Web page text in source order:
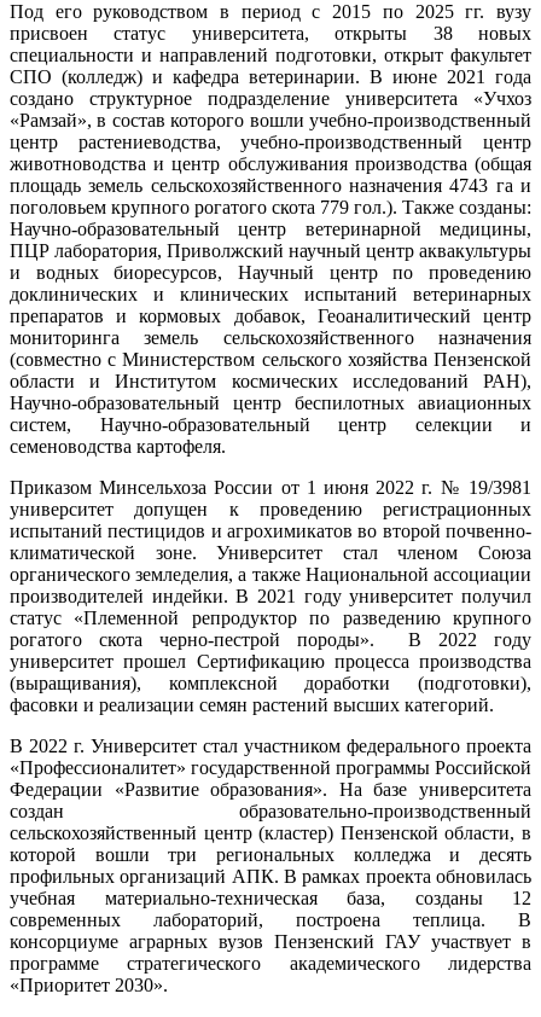
Под его руководством в период с 2015 по 2025 гг. вузу
присвоен статус университета, открыты 38 новых
специальности и направлений подготовки, открыт факультет
СПО (колледж) и кафедра ветеринарии. В июне 2021 года
создано структурное подразделение университета «Учхоз
«Рамзай», в состав которого вошли учебно-производственный
центр растениеводства, учебно-производственный центр
животноводства и центр обслуживания производства (общая
площадь земель сельскохозяйственного назначения 4743 га и
поголовьем крупного рогатого скота 779 гол.). Также созданы:
Научно-образовательный центр ветеринарной медицины,
ПЦР лаборатория, Приволжский научный центр аквакультуры
и водных биоресурсов, Научный центр по проведению
доклинических и клинических испытаний ветеринарных
препаратов и кормовых добавок, Геоаналитический центр
мониторинга земель сельскохозяйственного назначения
(совместно с Министерством сельского хозяйства Пензенской
области и Институтом космических исследований РАН),
Научно-образовательный центр беспилотных авиационных
систем, Научно-образовательный центр селекции и
семеноводства картофеля.
Приказом Минсельхоза России от 1 июня 2022 г. № 19/3981
университет допущен к проведению регистрационных
испытаний пестицидов и агрохимикатов во второй почвенно-
климатической зоне. Университет стал членом Союза
органического земледелия, а также Национальной ассоциации
производителей индейки. В 2021 году университет получил
статус «Племенной репродуктор по разведению крупного
рогатого скота черно-пестрой породы». В 2022 году
университет прошел Сертификацию процесса производства
(выращивания), комплексной доработки (подготовки),
фасовки и реализации семян растений высших категорий.
В 2022 г. Университет стал участником федерального проекта
«Профессионалитет» государственной программы Российской
Федерации «Развитие образования». На базе университета
создан образовательно-производственный
сельскохозяйственный центр (кластер) Пензенской области, в
которой вошли три региональных колледжа и десять
профильных организаций АПК. В рамках проекта обновилась
учебная материально-техническая база, созданы 12
современных лабораторий, построена теплица. В
консорциуме аграрных вузов Пензенский ГАУ участвует в
программе стратегического академического лидерства
«Приоритет 2030».